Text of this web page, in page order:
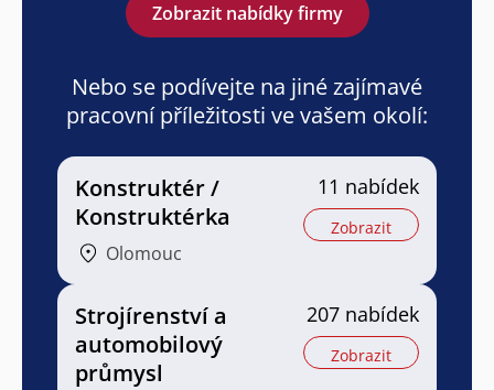
Zobrazit nabídky firmy
Nebo se podívejte na jiné zajímavé
pracovní příležitosti ve vašem okolí:
Konstruktér /
Konstruktérka
Olomouc
11 nabídek
Zobrazit
Strojírenství a
automobilový
průmysl
207 nabídek
Zobrazit